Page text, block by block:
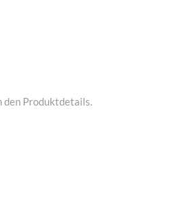
den Produktdetails.